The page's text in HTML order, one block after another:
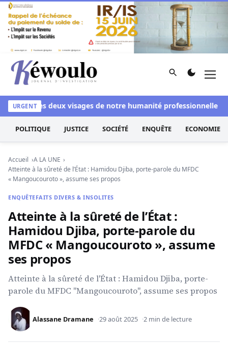
Aller au contenu
Kéwoulo, le premier site d'information et d'investigation
Rechercher
URGENT
Les deux visages de notre humanité professionnelle :
POLITIQUE JUSTICE SOCIÉTÉ ENQUÊTE ECONOMIE
Accueil
A LA UNE
Atteinte à la sûreté de l’État : Hamidou Djiba, porte-parole du MFDC
« Mangoucouroto », assume ses propos
ENQUÊTEFAITS DIVERS & INSOLITES
Atteinte à la sûreté de l’État :
Hamidou Djiba, porte-parole du
MFDC « Mangoucouroto », assume
ses propos
Atteinte à la sûreté de l'État : Hamidou Djiba, porte-
parole du MFDC "Mangoucouroto", assume ses propos
Alassane Dramane 29 août 2025 2 min de lecture